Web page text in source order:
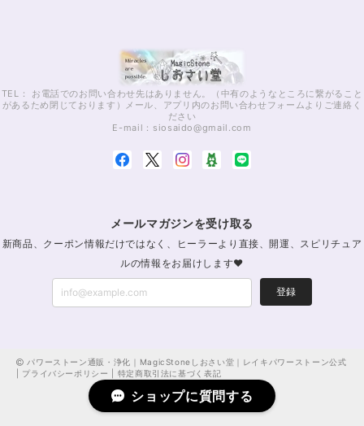
TEL： お電話でのお問い合わせ先はありません。（中有のようなところに繋がること
があるため閉じております）メール、アプリ内のお問い合わせフォームよりご連絡く
ださい
E-mail： siosaido@gmail.com
メールマガジンを受け取る
新商品、クーポン情報だけではなく、ヒーラーより直接、開運、スピリチュア
ルの情報をお届けします♥
登録
パワーストーン通販・浄化｜MagicStoneしおさい堂｜レイキパワーストーン公式
プライバシーポリシー 特定商取引法に基づく表記
ショップに質問する